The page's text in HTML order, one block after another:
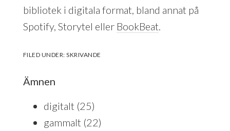
bibliotek i digitala format, bland annat på
Spotify, Storytel eller BookBeat
FILED UNDER:SKRIVANDE
Ämnen
digitalt (25)
gammalt (22)